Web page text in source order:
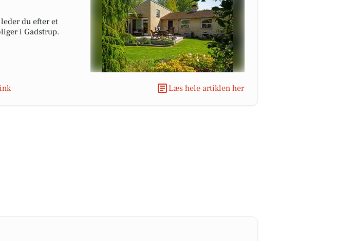
du efter et
i Gadstrup.
Læs hele artiklen her